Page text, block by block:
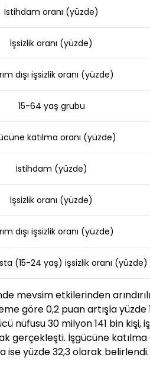
İstihdam oranı (yüzde)
İşsizlik oranı (yüzde)
dışı işsizlik oranı (yüzde)
15-64 yaş grubu
katılma oranı (yüzde)
İstihdam (yüzde)
İşsizlik oranı (yüzde)
dışı işsizlik oranı (yüzde)
(15-24 yaş) işsizlik oranı (yüzde)
mevsim etkilerinden
göre 0,2 puan artışla yüzde
nüfusu 30 milyon 141 bin kişi,
gerçekleşti. İşgücüne
ise yüzde 32,3 olarak belirlendi.